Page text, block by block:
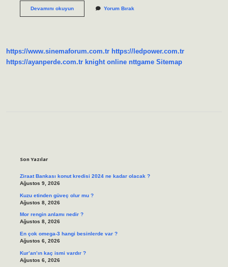
Devamını okuyunMozaik
Yorum Bırak
https://www.sinemaforum.com.tr https://ledpower.com.tr
https://ayanperde.com.tr knight online nttgame Sitemap
Son Yazılar
Ziraat Bankası konut kredisi 2024 ne kadar olacak ?
Ağustos 9, 2026
Kuzu etinden güveç olur mu ?
Ağustos 8, 2026
Mor rengin anlamı nedir ?
Ağustos 8, 2026
En çok omega-3 hangi besinlerde var ?
Ağustos 6, 2026
Kur’an’ın kaç ismi vardır ?
Ağustos 6, 2026